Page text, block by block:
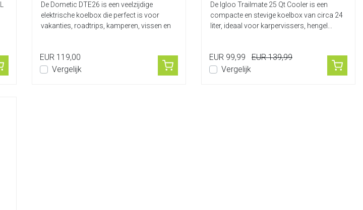
De Dometic DTE26 is een veelzijdige
elektrische koelbox die perfect is voor
vakanties, roadtrips, kamperen, vissen en
EUR 119,00
Vergelijk
De Igloo Trailmate 25 Qt Cooler is een
compacte en stevige koelbox van circa 24
liter, ideaal voor karpervissers, hengel...
EUR 99,99
EUR 139,99
Vergelijk